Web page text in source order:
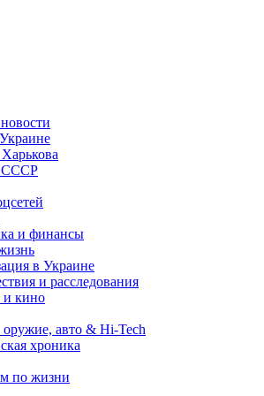
и финансы
в Украине
и расследования
и кино
оружие, авто & Hi-Tech
хроника
по жизни